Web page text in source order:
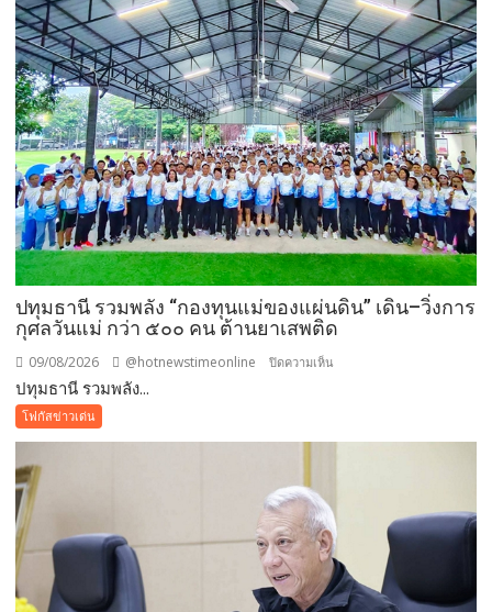
ต้นทาง
โรงเรียน
ญว.
ได้
ปิด
ประตู
ทั้งหมด
ปทุมธานี รวมพลัง “กองทุนแม่ของแผ่นดิน” เดิน–วิ่งการ
กุศลวันแม่ กว่า ๕๐๐ คน ต้านยาเสพติด
09/08/2026 @hotnewstimeonline ปิดความเห็น
แผ่น
ดิน”
เดิน–
วิ่ง
ปทุมธานี รวมพลัง...
โฟกัสข่าวเด่น